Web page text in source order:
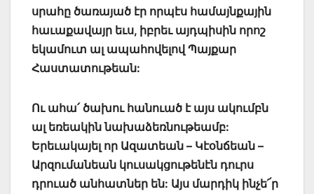
սրահը ծառայած էր որպէս համայնքային
հաւաքավայր եւս, իբրեւ այդպիսին որոշ
եկամուտ ալ ապահովելով Պայքար
Հաստատութեան:
Ու ահա՛ ծախու հանուած է այս ակումբն
ալ եռեակին նախաձեռնութեամբ:
Երեւակայել որ Ազատեան – Կէօնճեան –
Արզումանեան կուսակցութենէն դուրս
դրուած անհատներ են: Այս մարդիկ ինչե՜ր